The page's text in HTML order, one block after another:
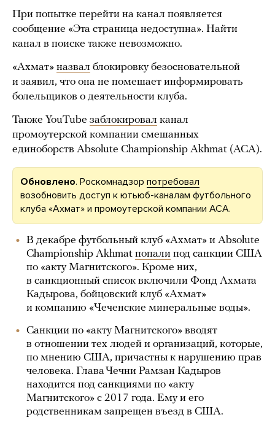
При попытке перейти на канал появляется
сообщение «Эта страница недоступна». Найти
канал в поиске также невозможно.
«Ахмат» назвал блокировку безосновательной
и заявил, что она не помешает информировать
болельщиков о деятельности клуба.
Также YouTube заблокировал канал
промоутерской компании смешанных
единоборств Absolute Championship Akhmat (ACA).
Обновлено. Роскомнадзор потребовал
возобновить доступ к ютьюб-каналам футбольного
клуба «Ахмат» и промоутерской компании ACA.
В декабре футбольный клуб «Ахмат» и Absolute
Championship Akhmat попали под санкции США
по «акту Магнитского». Кроме них,
в санкционный список включили Фонд Ахмата
Кадырова, бойцовский клуб «Ахмат»
и компанию «Чеченские минеральные воды».
Санкции по «акту Магнитского» вводят
в отношении тех людей и организаций, которые,
по мнению США, причастны к нарушению прав
человека. Глава Чечни Рамзан Кадыров
находится под санкциями по «акту
Магнитского» с 2017 года. Ему и его
родственникам запрещен въезд в США.